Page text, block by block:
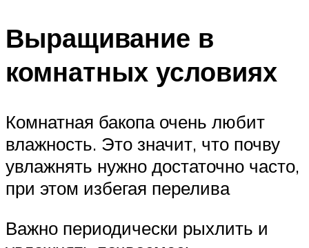
Выращивание в
комнатных условиях
Комнатная бакопа очень любит
влажность. Это значит, что почву
увлажнять нужно достаточно часто,
при этом избегая перелива
Важно периодически рыхлить и